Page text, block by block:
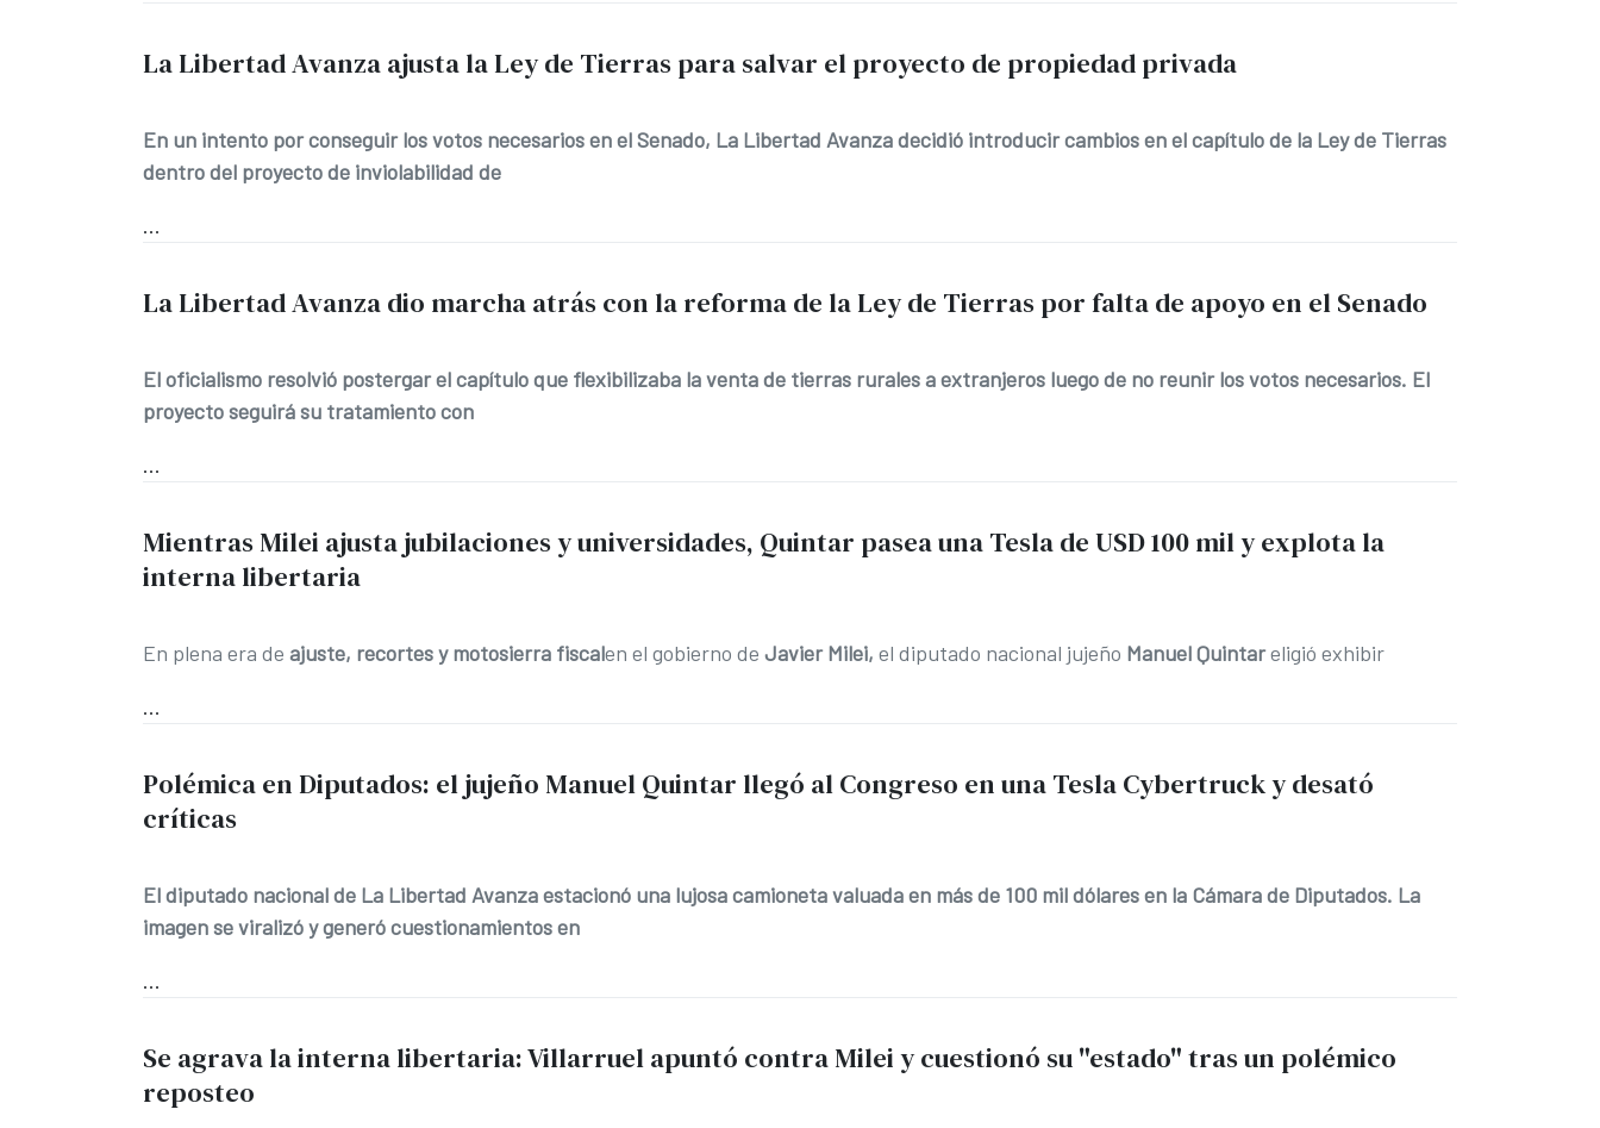
La Libertad Avanza ajusta la Ley de Tierras para salvar el proyecto de propiedad privada
En un intento por conseguir los votos necesarios en el Senado, La Libertad Avanza decidió introducir cambios en el capítulo de la Ley de Tierras
dentro del proyecto de inviolabilidad de
...
La Libertad Avanza dio marcha atrás con la reforma de la Ley de Tierras por falta de apoyo en el Senado
El oficialismo resolvió postergar el capítulo que flexibilizaba la venta de tierras rurales a extranjeros luego de no reunir los votos necesarios. El
proyecto seguirá su tratamiento con
...
Mientras Milei ajusta jubilaciones y universidades, Quintar pasea una Tesla de USD 100 mil y explota la
interna libertaria
En plena era de ajuste, recortes y motosierra fiscalen el gobierno de Javier Milei, el diputado nacional jujeño Manuel Quintareligió exhibir
...
Polémica en Diputados: el jujeño Manuel Quintar llegó al Congreso en una Tesla Cybertruck y desató
críticas
El diputado nacional de La Libertad Avanza estacionó una lujosa camioneta valuada en más de 100 mil dólares en la Cámara de Diputados. La
imagen se viralizó y generó cuestionamientos en
...
Se agrava la interna libertaria: Villarruel apuntó contra Milei y cuestionó su "estado" tras un polémico
reposteo